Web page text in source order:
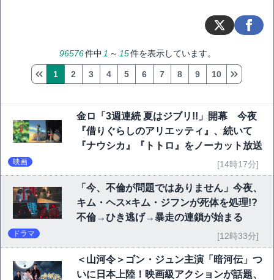
96576件中 1 ～ 15件を表示しています。
1 2 3 4 5 6 7 8 9 10
金ロ「3週連続 夏はジブリ!!」開幕 今夜
『借りぐらしのアリエッティ』、続いて
『ナウシカ』『トトロ』をノーカット放送
映画 [14時17分]
「今、不倫が問題ではありません」今夜、
キム・ヘス×キム・ジフンが死体を処理!?
不倫→ひき逃げ→暴走の連鎖が始まる
ドラマ [12時33分]
＜山河令＞ゴン・ジュン主演「暗河伝」つ
いに日本上陸！映画級アクションが話題、